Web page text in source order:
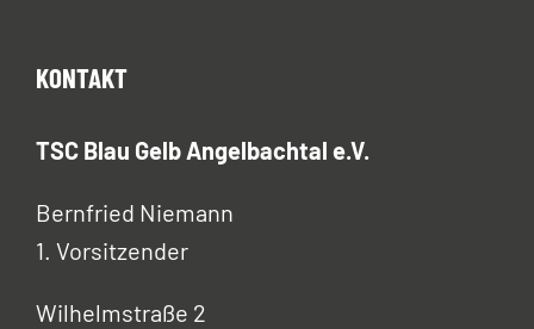
KONTAKT
TSC Blau Gelb Angelbachtal e.V.
Bernfried Niemann
1. Vorsitzender
Wilhelmstraße 2